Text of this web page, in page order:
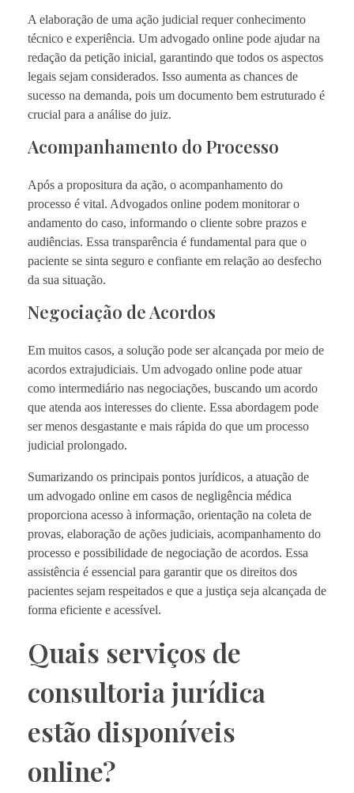
A elaboração de uma ação judicial requer conhecimento
técnico e experiência. Um advogado online pode ajudar na
redação da petição inicial, garantindo que todos os aspectos
legais sejam considerados. Isso aumenta as chances de
sucesso na demanda, pois um documento bem estruturado é
crucial para a análise do juiz.
Acompanhamento do Processo
Após a propositura da ação, o acompanhamento do
processo é vital. Advogados online podem monitorar o
andamento do caso, informando o cliente sobre prazos e
audiências. Essa transparência é fundamental para que o
paciente se sinta seguro e confiante em relação ao desfecho
da sua situação.
Negociação de Acordos
Em muitos casos, a solução pode ser alcançada por meio de
acordos extrajudiciais. Um advogado online pode atuar
como intermediário nas negociações, buscando um acordo
que atenda aos interesses do cliente. Essa abordagem pode
ser menos desgastante e mais rápida do que um processo
judicial prolongado.
Sumarizando os principais pontos jurídicos, a atuação de
um advogado online em casos de negligência médica
proporciona acesso à informação, orientação na coleta de
provas, elaboração de ações judiciais, acompanhamento do
processo e possibilidade de negociação de acordos. Essa
assistência é essencial para garantir que os direitos dos
pacientes sejam respeitados e que a justiça seja alcançada de
forma eficiente e acessível.
Quais serviços de
consultoria jurídica
estão disponíveis
online?